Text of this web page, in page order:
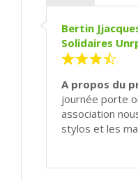
Bertin
Solidaires
A propos du
journée porte
association
stylos et les